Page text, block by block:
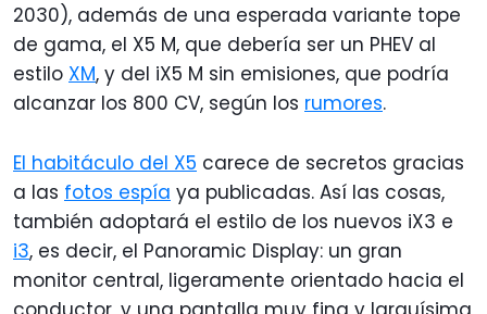
2030), además de una esperada variante tope
de gama, el X5 M, que debería ser un PHEV al
estilo XM, y del iX5 M sin emisiones, que podría
alcanzar los 800 CV, según los rumores.
El habitáculo del X5 carece de secretos gracias
a las fotos espía ya publicadas. Así las cosas,
también adoptará el estilo de los nuevos iX3 e
i3, es decir, el Panoramic Display: un gran
monitor central, ligeramente orientado hacia el